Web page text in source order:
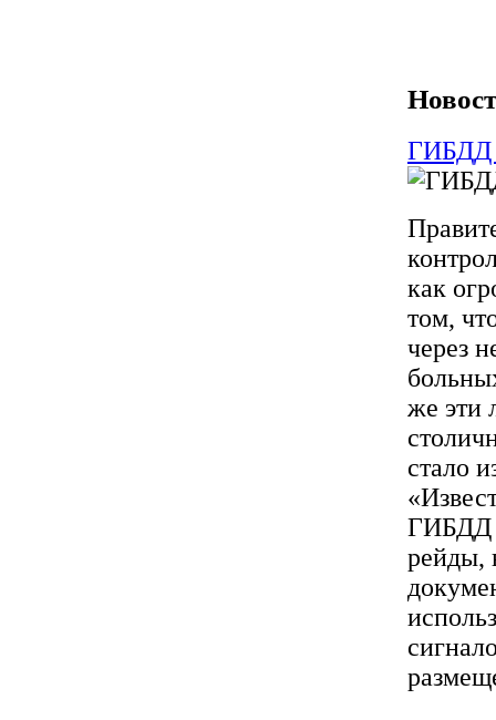
ГИБДД
как
том,
через
же эти
стало
ГИБДД
рейды,